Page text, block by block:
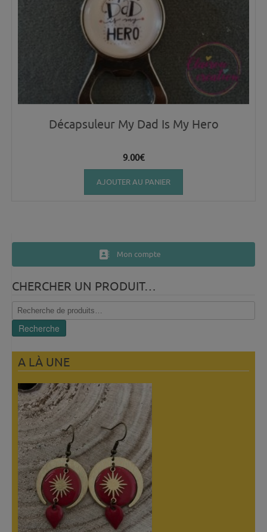
Décapsuleur My Dad Is My Hero
9.00€
AJOUTER AU PANIER
Mon compte
CHERCHER UN PRODUIT…
Recherche
pour :
Recherche
A LÀ UNE